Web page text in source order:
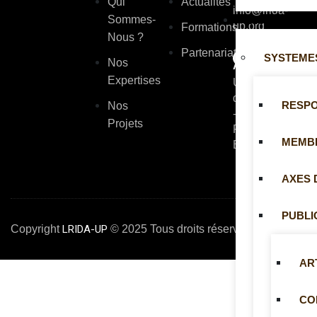
AXES
Sommes-
Nous ?
Nos
Expertises
Nos
Projets
Formations
Partenariats
info@lrida-
up.org
Adresse
Université
de Parakou
-- BP: 1269
Parakou,
Bénin
CopyrightLRIDA-UP © 2025 Tous droits réservés